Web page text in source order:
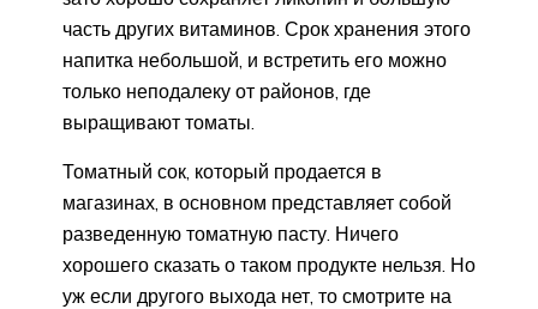
часть других витаминов. Срок хранения этого
напитка небольшой, и встретить его можно
только неподалеку от районов, где
выращивают томаты.
Томатный сок, который продается в
магазинах, в основном представляет собой
разведенную томатную пасту. Ничего
хорошего сказать о таком продукте нельзя. Но
уж если другого выхода нет, то смотрите на